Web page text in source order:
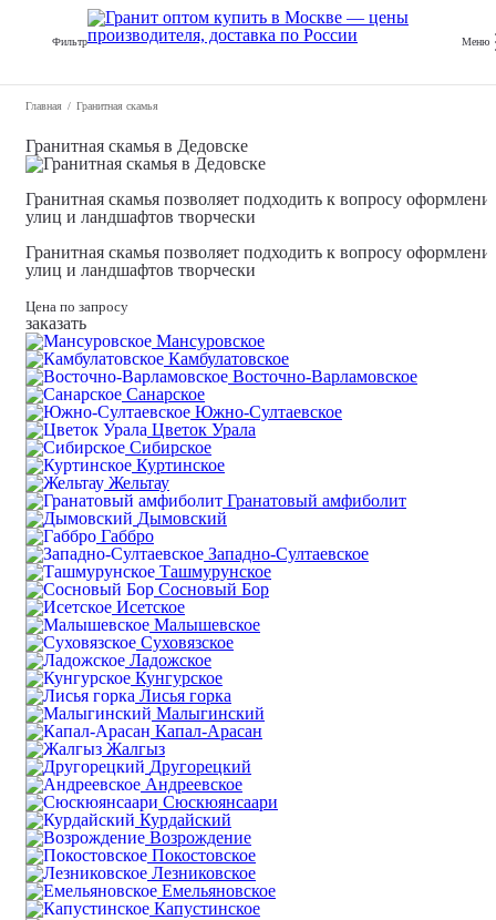
Фильтр Меню
Главная Гранитная скамья
Гранитная скамья в Дедовске
Гранитная скамья позволяет подходить к вопросу
улиц и ландшафтов творчески
Гранитная скамья позволяет подходить к вопросу
улиц и ландшафтов творчески
Цена по запросу
заказать
Мансуровское
Камбулатовское
Восточно-Варламовское
Санарское
Южно-Султаевское
Цветок Урала
Сибирское
Куртинское
Жельтау
Гранатовый амфиболит
Дымовский
Габбро
Западно-Султаевское
Ташмурунское
Сосновый Бор
Исетское
Малышевское
Суховязское
Ладожское
Кунгурское
Лисья горка
Малыгинский
Капал-Арасан
Жалгыз
Другорецкий
Андреевское
Сюскюянсаари
Курдайский
Возрождение
Покостовское
Лезниковское
Емельяновское
Капустинское